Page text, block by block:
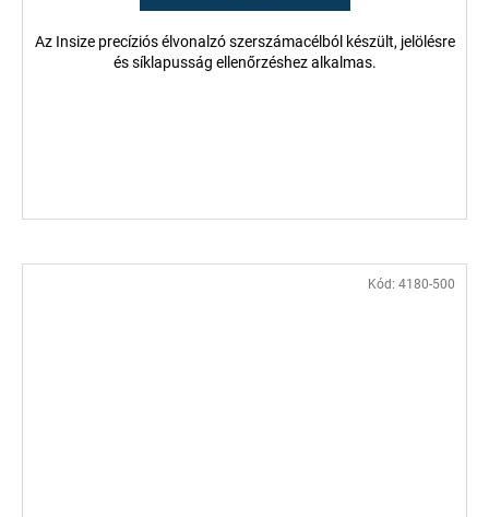
Az Insize precíziós élvonalzó szerszámacélból készült, jelölésre
és síklapusság ellenőrzéshez alkalmas.
Kód: 4180-500